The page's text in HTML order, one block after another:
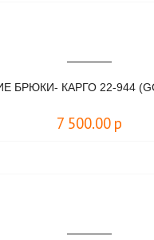
БРЮКИ- КАРГО 22-944
7 500.00 р